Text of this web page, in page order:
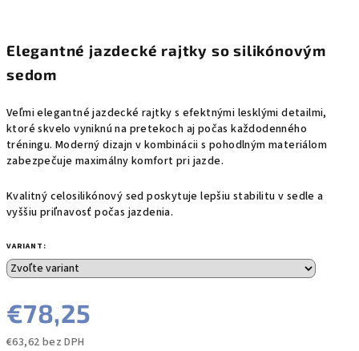
Elegantné jazdecké rajtky so silikónovým
sedom
Veľmi elegantné jazdecké rajtky s efektnými lesklými detailmi,
ktoré skvelo vyniknú na pretekoch aj počas každodenného
tréningu. Moderný dizajn v kombinácii s pohodlným materiálom
zabezpečuje maximálny komfort pri jazde.
Kvalitný celosilikónový sed poskytuje lepšiu stabilitu v sedle a
vyššiu priľnavosť počas jazdenia.
VARIANT:
€78,25
€63,62 bez DPH